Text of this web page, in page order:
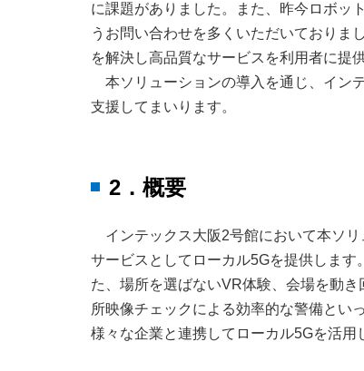
に課題がありました。また、昨今ロボッ
うお問い合わせを多くいただいておりま
を解決し高品質なサービスを利用者に提
本ソリューションの導入を通じ、イン
支援してまいります。
2．概要
インテックス大阪2号館において本ソ
サービスとしてローカル5Gを提供しま
た、場所を選ばないVR体験、会場を動
所映像チェックによる効率的な警備とい
様々な企業と連携してローカル5Gを活用